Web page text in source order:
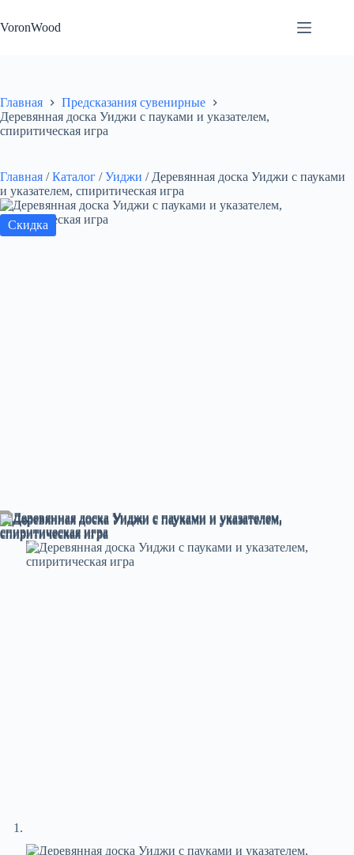
к
сути
VoronWood
Главная
Предсказания сувенирные
Деревянная доска Уиджи с пауками и указателем,
спиритическая игра
Главная / Каталог / Уиджи / Деревянная доска Уиджи с пауками
и указателем, спиритическая игра
Скидка